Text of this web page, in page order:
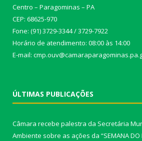
Centro – Paragominas – PA
CEP: 68625-970
Fone: (91) 3729-3344 / 3729-7922
Horário de atendimento: 08:00 às 14:00
E-mail:
ÚLTIMAS PUBLICAÇÕES
Câmara recebe palestra da Secretária
Ambiente sobre as ações da “SEMANA DO